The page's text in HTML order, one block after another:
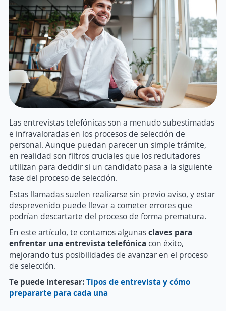
Las entrevistas telefónicas son a menudo subestimadas
e infravaloradas en los procesos de selección de
personal. Aunque puedan parecer un simple trámite,
en realidad son filtros cruciales que los reclutadores
utilizan para decidir si un candidato pasa a la siguiente
fase del proceso de selección.
Estas llamadas suelen realizarse sin previo aviso, y estar
desprevenido puede llevar a cometer errores que
podrían descartarte del proceso de forma prematura.
En este artículo, te contamos algunasclaves para
enfrentar una entrevista telefónica con éxito,
mejorando tus posibilidades de avanzar en el proceso
de selección.
Te puede interesar:Tipos de entrevista y cómo
prepararte para cada una